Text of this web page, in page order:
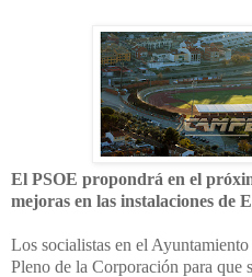
El PSOE propondrá en el
mejoras en las instalaciones de
Los socialistas en el
Pleno de la Corporación para que